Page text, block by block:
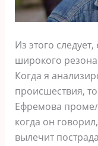
Из этого
широкого
Когда я
происшествия,
Ефремова
когда он
вылечит